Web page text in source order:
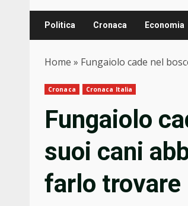
Politica Cronaca Economia
Home » Fungaiolo cade nel
Cronaca Cronaca Italia
Fungaiolo
suoi cani
farlo trovare